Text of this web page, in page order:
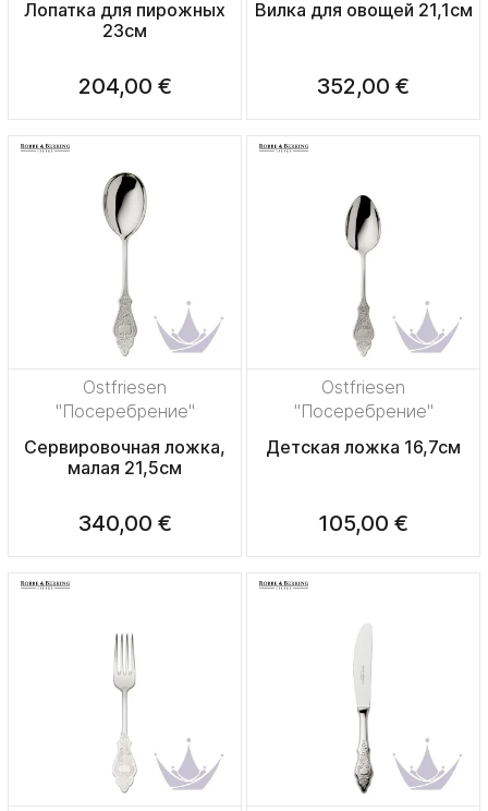
Лопатка для пирожных
23см
204,00 €
Вилка для овощей 21,1см
352,00 €
Ostfriesen
"Посеребрение"
Сервировочная ложка,
малая 21,5см
340,00 €
Ostfriesen
"Посеребрение"
Детская ложка 16,7см
105,00 €